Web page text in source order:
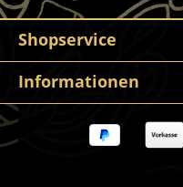
Shopservice
Informationen